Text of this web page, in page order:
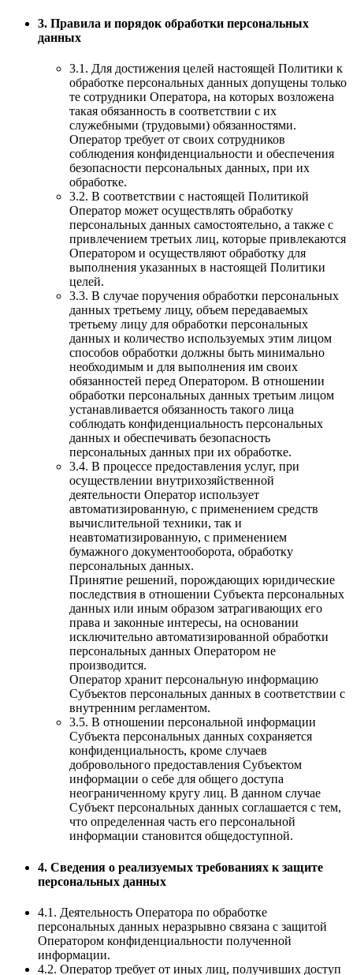
3. Правила и порядок обработки персональных
данных
3.1. Для достижения целей настоящей Политики к
обработке персональных данных допущены только
те сотрудники Оператора, на которых возложена
такая обязанность в соответствии с их
служебными (трудовыми) обязанностями.
Оператор требует от своих сотрудников
соблюдения конфиденциальности и обеспечения
безопасности персональных данных, при их
обработке.
3.2. В соответствии с настоящей Политикой
Оператор может осуществлять обработку
персональных данных самостоятельно, а также с
привлечением третьих лиц, которые привлекаются
Оператором и осуществляют обработку для
выполнения указанных в настоящей Политики
целей.
3.3. В случае поручения обработки персональных
данных третьему лицу, объем передаваемых
третьему лицу для обработки персональных
данных и количество используемых этим лицом
способов обработки должны быть минимально
необходимым и для выполнения им своих
обязанностей перед Оператором. В отношении
обработки персональных данных третьим лицом
устанавливается обязанность такого лица
соблюдать конфиденциальность персональных
данных и обеспечивать безопасность
персональных данных при их обработке.
3.4. В процессе предоставления услуг, при
осуществлении внутрихозяйственной
деятельности Оператор использует
автоматизированную, с применением средств
вычислительной техники, так и
неавтоматизированную, с применением
бумажного документооборота, обработку
персональных данных.
Принятие решений, порождающих юридические
последствия в отношении Субъекта персональных
данных или иным образом затрагивающих его
права и законные интересы, на основании
исключительно автоматизированной обработки
персональных данных Оператором не
производится.
Оператор хранит персональную информацию
Субъектов персональных данных в соответствии с
внутренним регламентом.
3.5. В отношении персональной информации
Субъекта персональных данных сохраняется
конфиденциальность, кроме случаев
добровольного предоставления Субъектом
информации о себе для общего доступа
неограниченному кругу лиц. В данном случае
Субъект персональных данных соглашается с тем,
что определенная часть его персональной
информации становится общедоступной.
4. Сведения о реализуемых требованиях к защите
персональных данных
4.1. Деятельность Оператора по обработке
персональных данных неразрывно связана с защитой
Оператором конфиденциальности полученной
информации.
4.2. Оператор требует от иных лиц, получивших доступ